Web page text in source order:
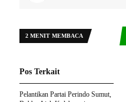
2 MENIT MEMBACA
Pos Terkait
Pelantikan Partai Perindo Sumut,